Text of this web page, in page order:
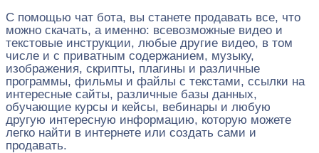
С помощью чат бота, вы станете продавать все, что
можно скачать, а именно: всевозможные видео и
текстовые инструкции, любые другие видео, в том
числе и с приватным содержанием, музыку,
изображения, скрипты, плагины и различные
программы, фильмы и файлы с текстами, ссылки на
интересные сайты, различные базы данных,
обучающие курсы и кейсы, вебинары и любую
другую интересную информацию, которую можете
легко найти в интернете или создать сами и
продавать.